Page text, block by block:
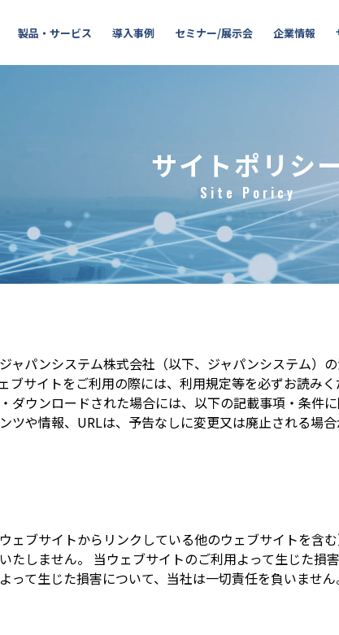
製品・サービス 導入事例 セミナー/展示会 企業情報
サイトポリシ
Site Poricy
ャパンシステム株式会社（以下、ジャパンシステム）
ブサイトをご利用の際には、利用規定等を必ずお読み
ダウンロードされた場合には、以下の記載事項・条件
ツや情報、URLは、予告なしに変更又は廃止される場
ェブサイトからリンクしている他のウェブサイトを含
たしません。 当ウェブサイトのご利用よって生じた損
って生じた損害について、当社は一切責任を負いません